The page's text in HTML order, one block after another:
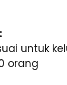
untuk
orang